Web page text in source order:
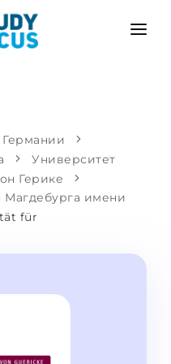
вузе
Университет
Герике
Магдебурга имени
für